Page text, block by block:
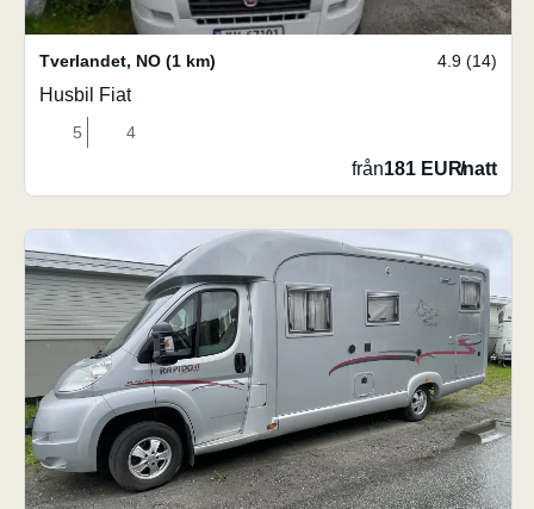
Tverlandet, NO (1 km) 4.9 (14)
Husbil Fiat
5 4
från181 EUR/natt